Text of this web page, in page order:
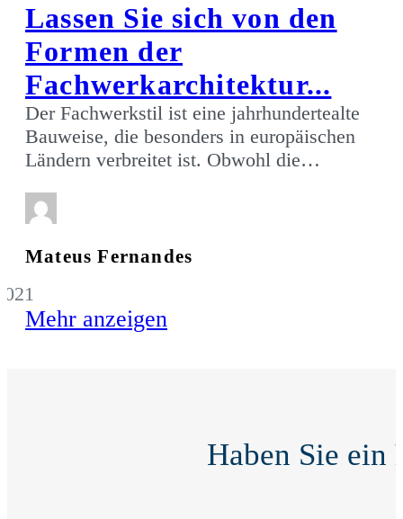
Lassen Sie sich von den
Formen der
Fachwerkarchitektur...
Der Fachwerkstil ist eine jahrhundertealte
Bauweise, die besonders in europäischen
Ländern verbreitet ist. Obwohl die…
Mateus Fernandes
Mehr anzeigen
Haben Sie ein